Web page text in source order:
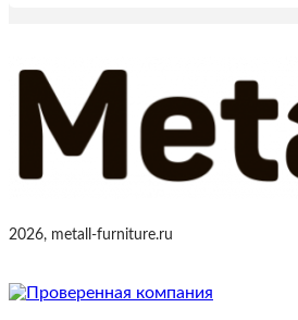
2026, metall-furniture.ru